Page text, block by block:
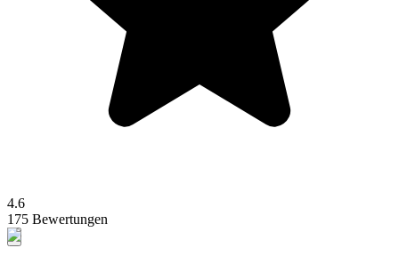
4.6
175 Bewertungen